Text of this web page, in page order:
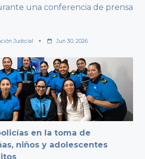
una conferencia de prensa
Judicial Jun 30, 2026
en la toma de
niños y adolescentes